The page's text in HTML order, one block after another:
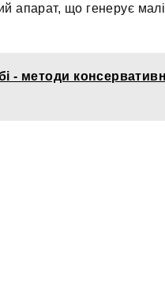
апарат, що генерує малі
- методи